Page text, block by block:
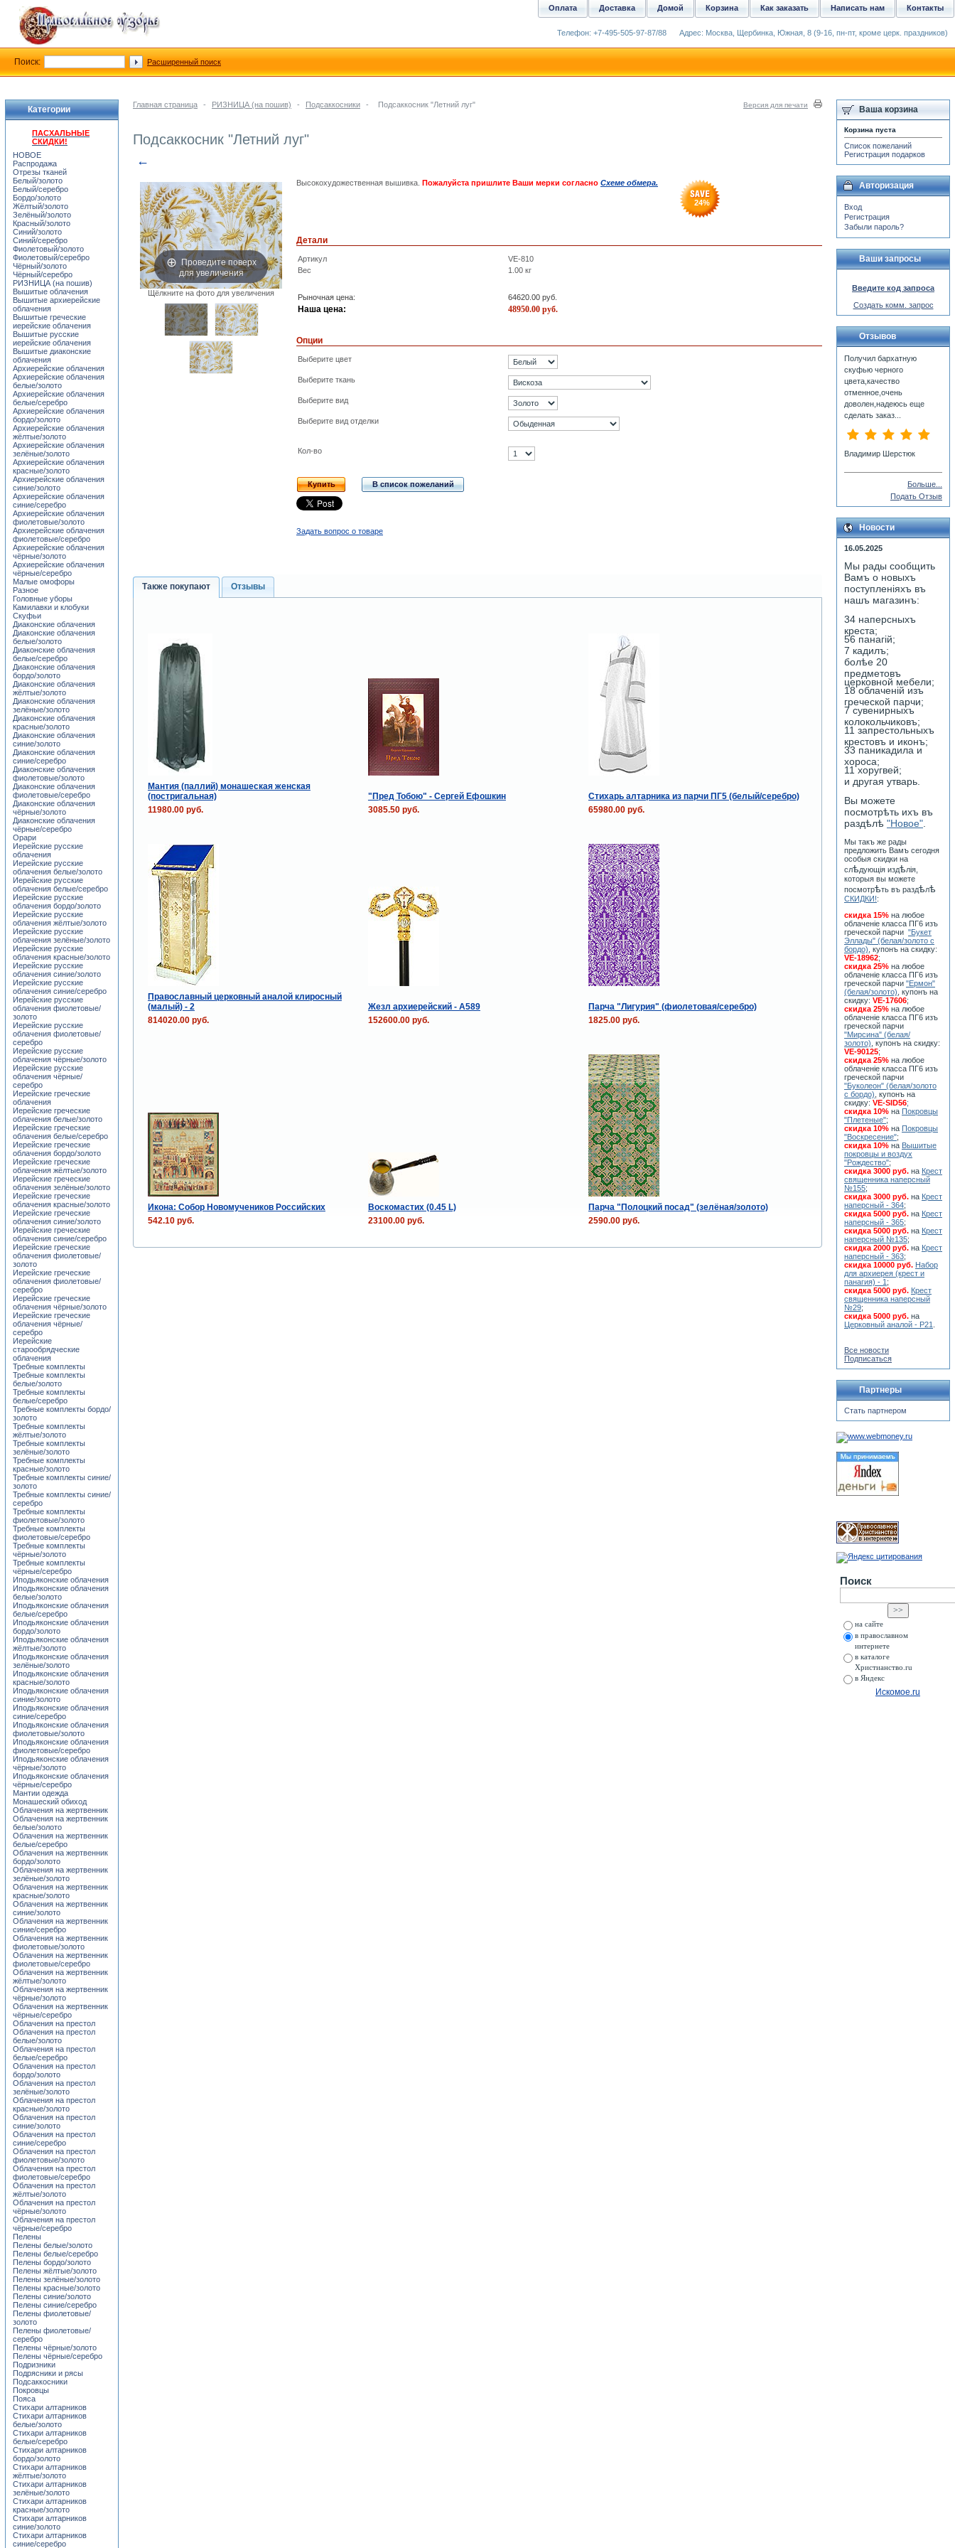
Главная страница - РИЗНИЦА (на пошив) - Подсаккосники - Подсаккосник "Летний луг" Версия для печати
Подсаккосник "Летний луг"
←
Проведите поверх
для увеличения
Щёлкните на фото для увеличения
Высокохудожественная вышивка. Пожалуйста пришлите Ваши мерки согласно Схеме обмера.
24%
Детали
Артикул
VE-810
Вес
1.00 кг
Рыночная цена: 64620.00 руб.
Наша цена: 48950.00 руб.
Опции
Выберите цвет
Выберите ткань
Выберите вид
Выберите вид отделки
Кол-во
Купить В список пожеланий
Задать вопрос о товаре
Также покупают Отзывы
Мантия (паллий) монашеская женская
(постригальная)
"Пред Тобою" - Сергей Ефошкин
Стихарь алтарника из парчи ПГ5 (белый/серебро)
11980.00 руб.
3085.50 руб. 65980.00 руб.
Православный церковный аналой клиросный
(малый) - 2
Жезл архиерейский - А589
Парча "Лигурия" (фиолетовая/серебро)
814020.00 руб.
152600.00 руб. 1825.00 руб.
Икона: Собор Новомучеников Российских Воскомастих (0.45 L)
Парча "Полоцкий посад" (зелёная/золото)
542.10 руб.
23100.00 руб. 2590.00 руб.
Категории
ПАСХАЛЬНЫЕ
СКИДКИ!
НОВОЕ
Распродажа
Отрезы тканей
Белый/золото
Белый/серебро
Бордо/золото
Жёлтый/золото
Зелёный/золото
Красный/золото
Синий/золото
Синий/серебро
Фиолетовый/золото
Фиолетовый/серебро
Чёрный/золото
Чёрный/серебро
РИЗНИЦА (на пошив)
Вышитые облачения
Вышитые архиерейские
облачения
Вышитые греческие
иерейские облачения
Вышитые русские
иерейские облачения
Вышитые диаконские
облачения
Архиерейские облачения
Архиерейские облачения
белые/золото
Архиерейские облачения
белые/серебро
Архиерейские облачения
бордо/золото
Архиерейские облачения
жёлтые/золото
Архиерейские облачения
зелёные/золото
Архиерейские облачения
красные/золото
Архиерейские облачения
синие/золото
Архиерейские облачения
синие/серебро
Архиерейские облачения
фиолетовые/золото
Архиерейские облачения
фиолетовые/серебро
Архиерейские облачения
чёрные/золото
Архиерейские облачения
чёрные/серебро
Малые омофоры
Разное
Головные уборы
Камилавки и клобуки
Скуфьи
Диаконские облачения
Диаконские облачения
белые/золото
Диаконские облачения
белые/серебро
Диаконские облачения
бордо/золото
Диаконские облачения
жёлтые/золото
Диаконские облачения
зелёные/золото
Диаконские облачения
красные/золото
Диаконские облачения
синие/золото
Диаконские облачения
синие/серебро
Диаконские облачения
фиолетовые/золото
Диаконские облачения
фиолетовые/серебро
Диаконские облачения
чёрные/золото
Диаконские облачения
чёрные/серебро
Орари
Иерейские русские
облачения
Иерейские русские
облачения белые/золото
Иерейские русские
облачения белые/серебро
Иерейские русские
облачения бордо/золото
Иерейские русские
облачения жёлтые/золото
Иерейские русские
облачения зелёные/золото
Иерейские русские
облачения красные/золото
Иерейские русские
облачения синие/золото
Иерейские русские
облачения синие/серебро
Иерейские русские
облачения фиолетовые/
золото
Иерейские русские
облачения фиолетовые/
серебро
Иерейские русские
облачения чёрные/золото
Иерейские русские
облачения чёрные/
серебро
Иерейские греческие
облачения
Иерейские греческие
облачения белые/золото
Иерейские греческие
облачения белые/серебро
Иерейские греческие
облачения бордо/золото
Иерейские греческие
облачения жёлтые/золото
Иерейские греческие
облачения зелёные/золото
Иерейские греческие
облачения красные/золото
Иерейские греческие
облачения синие/золото
Иерейские греческие
облачения синие/серебро
Иерейские греческие
облачения фиолетовые/
золото
Иерейские греческие
облачения фиолетовые/
серебро
Иерейские греческие
облачения чёрные/золото
Иерейские греческие
облачения чёрные/
серебро
Иерейские
старообрядческие
облачения
Требные комплекты
Требные комплекты
белые/золото
Требные комплекты
белые/серебро
Требные комплекты бордо/
золото
Требные комплекты
жёлтые/золото
Требные комплекты
зелёные/золото
Требные комплекты
красные/золото
Требные комплекты синие/
золото
Требные комплекты синие/
серебро
Требные комплекты
фиолетовые/золото
Требные комплекты
фиолетовые/серебро
Требные комплекты
чёрные/золото
Требные комплекты
чёрные/серебро
Иподьяконские облачения
Иподьяконские облачения
белые/золото
Иподьяконские облачения
белые/серебро
Иподьяконские облачения
бордо/золото
Иподьяконские облачения
жёлтые/золото
Иподьяконские облачения
зелёные/золото
Иподьяконские облачения
красные/золото
Иподьяконские облачения
синие/золото
Иподьяконские облачения
синие/серебро
Иподьяконские облачения
фиолетовые/золото
Иподьяконские облачения
фиолетовые/серебро
Иподьяконские облачения
чёрные/золото
Иподьяконские облачения
чёрные/серебро
Мантии одежда
Монашеский обиход
Облачения на жертвенник
Облачения на жертвенник
белые/золото
Облачения на жертвенник
белые/серебро
Облачения на жертвенник
бордо/золото
Облачения на жертвенник
зелёные/золото
Облачения на жертвенник
красные/золото
Облачения на жертвенник
синие/золото
Облачения на жертвенник
синие/серебро
Облачения на жертвенник
фиолетовые/золото
Облачения на жертвенник
фиолетовые/серебро
Облачения на жертвенник
жёлтые/золото
Облачения на жертвенник
чёрные/золото
Облачения на жертвенник
чёрные/серебро
Облачения на престол
Облачения на престол
белые/золото
Облачения на престол
белые/серебро
Облачения на престол
бордо/золото
Облачения на престол
зелёные/золото
Облачения на престол
красные/золото
Облачения на престол
синие/золото
Облачения на престол
синие/серебро
Облачения на престол
фиолетовые/золото
Облачения на престол
фиолетовые/серебро
Облачения на престол
жёлтые/золото
Облачения на престол
чёрные/золото
Облачения на престол
чёрные/серебро
Пелены
Пелены белые/золото
Пелены белые/серебро
Пелены бордо/золото
Пелены жёлтые/золото
Пелены зелёные/золото
Пелены красные/золото
Пелены синие/золото
Пелены синие/серебро
Пелены фиолетовые/
золото
Пелены фиолетовые/
серебро
Пелены чёрные/золото
Пелены чёрные/серебро
Подризники
Подрясники и рясы
Подсаккосники
Покровцы
Пояса
Стихари алтарников
Стихари алтарников
белые/золото
Стихари алтарников
белые/серебро
Стихари алтарников
бордо/золото
Стихари алтарников
жёлтые/золото
Стихари алтарников
зелёные/золото
Стихари алтарников
красные/золото
Стихари алтарников
синие/золото
Стихари алтарников
синие/серебро
Ваша корзина
Корзина пуста
Список пожеланий
Регистрация подарков
Авторизация
Вход
Регистрация
Забыли пароль?
Ваши запросы
Введите код запроса
Создать комм. запрос
Отзывов
Получил бархатную
скуфью черного
цвета,качество
отменное,очень
доволен,надеюсь еще
сделать заказ...
Владимир Шерстюк
Больше...
Подать Отзыв
Новости
16.05.2025
Мы рады сообщить
Вамъ о новыхъ
поступленiяхъ въ
нашъ магазинъ:
34 наперсныхъ
креста;
56 панагiй;
7 кадилъ;
болѣе 20
предметовъ
церковной мебели;
18 облаченiй изъ
греческой парчи;
7 сувенирныхъ
колокольчиковъ;
11 запрестольныхъ
крестовъ и иконъ;
33 паникадила и
хороса;
11 хоругвей;
и другая утварь.
Вы можете
посмотрѣть ихъ въ
раздѣлѣ "Новое"
Мы такъ же рады
предложить Вамъ сегодня
особыя скидки на
слѣдующiя издѣлiя,
которыя вы можете
посмотрѣть въ раздѣлѣ
СКИДКИ!:
скидка 15% на любое
облаченiе класса ПГ6 изъ
греческой парчи "Букет
Эллады" (белая/золото с
бордо) , купонъ на скидку:
VE-18962;
скидка 25% на любое
облаченiе класса ПГ6 изъ
греческой парчи "Ермон"
(белая/золото) , купонъ на
скидку: VE-17606;
скидка 25% на любое
облаченiе класса ПГ6 изъ
греческой парчи
"Мирсина" (белая/
золото) , купонъ на скидку:
VE-90125;
скидка 25% на любое
облаченiе класса ПГ6 изъ
греческой парчи
"Буколеон" (белая/золото
с бордо) , купонъ на
скидку: VE-SID56;
скидка 10% на Покровцы
"Плетеные";
скидка 10% на Покровцы
"Воскресение";
скидка 10% на Вышитые
покровцы и воздух
"Рождество";
скидка 3000 руб. на Крест
священника наперсный
№155;
скидка 3000 руб. на Крест
наперсный - 364;
скидка 5000 руб. на Крест
наперсный - 365;
скидка 5000 руб. на Крест
наперсный №135;
скидка 2000 руб. на Крест
наперсный - 363;
скидка 10000 руб. Набор
для архиерея (крест и
панагия) - 1 ;
скидка 5000 руб. Крест
священника наперсный
№29;
скидка 5000 руб. на
Церковный аналой - Р21
Все новости
Подписаться
Партнеры
Стать партнером
Поиск
на сайте
в православном
интернете
в каталоге
Христианство.ru
в Яндекс
Искомое.ru
Контакты
Написать нам
Как заказать
Корзина
Домой
Доставка
Оплата
Телефон: +7-495-505-97-87/88 Адрес: Москва, Щербинка, Южная, 8 (9-16, пн-пт, кроме церк. праздников)
Поиск: Расширенный поиск